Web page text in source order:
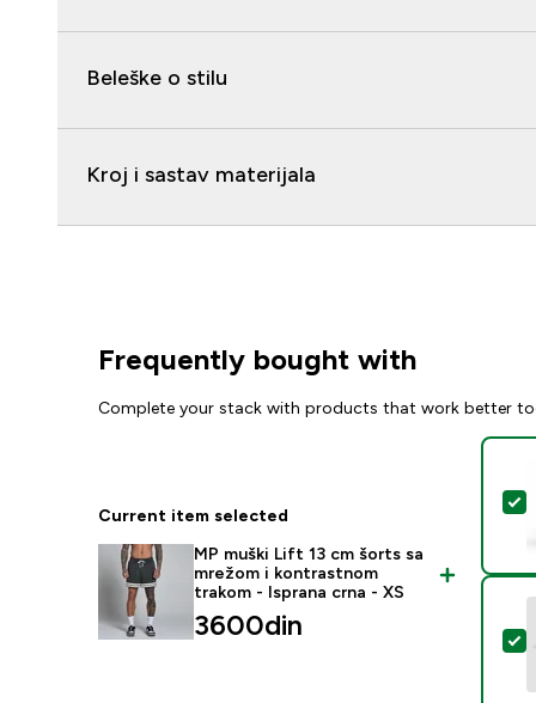
Beleške o stilu
Kroj i sastav materijala
Frequently bought with
Complete your stack with products that work better
Current item selected
MP muški Lift 13 cm šorts sa
mrežom i kontrastnom
trakom - Isprana crna - XS
3600din‎